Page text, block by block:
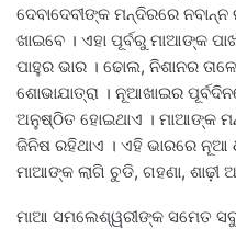
ଦେବାଦେବୀଙ୍କ ମନ୍ଦିରରେ
ଖାଇବେ । ଏହା ପୂର୍ବରୁ ମାଆଙ୍କ
ପାହୁର ଭାର । ଢୋଲ, ନିଶାନର ତାଳେ
ଶୋଭାଯାତ୍ରା । ନୂଆଖାଇର
ଅନୁଷ୍ଠିତ ହୋଇଥାଏ । ମାଆଙ୍କ
ଜିନିଷ ରହିଥାଏ । ଏହି ଭାରରେ ନୂଆ
ମାଆଙ୍କ ଲାଗି ଚୁଡି, ଗହଣା, ଶାଢ଼ୀ
ମାଆ ସମଲେଶ୍ୱରୀଙ୍କ ସମେତ